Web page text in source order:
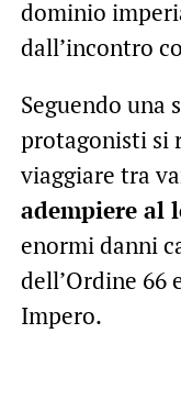
dominio
dall’incontro
Seguendo una
protagonisti si
viaggiare tra
adempiere al
enormi danni
dell’Ordine 66
Impero.